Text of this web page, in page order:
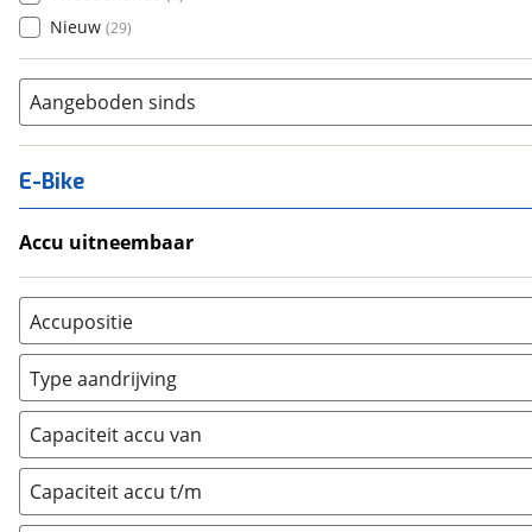
Nieuw (29)
Aangeboden sinds
E-Bike
Accu uitneembaar
Nee, vast (0)
Accupositie
Bagagedrager (0)
Frame (10)
Vloer (0
Achterbank (0)
Kofferbak (0)
Overig (0)
Type aandrijving
Achterwiel (1)
Trapas
Voorwiel
Capaciteit accu van
Capaciteit accu t/m